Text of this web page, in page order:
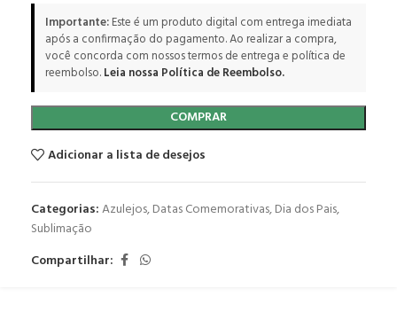
Importante:Este é um produto digital com entrega imediata
após a confirmação do pagamento. Ao realizar a compra,
você concorda com nossos termos de entrega e política de
reembolso.Leia nossa Política de Reembolso.
COMPRAR
Adicionar a lista de desejos
Categorias:Azulejos,Datas Comemorativas,Dia dos Pais,
Sublimação
Compartilhar: